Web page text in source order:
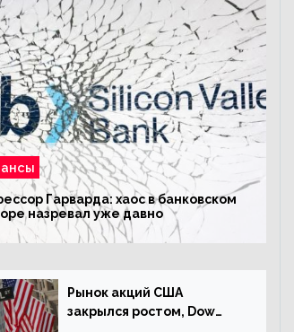
Гарварда: хаос в банковском
назревал уже давно
Рынок акций США
закрылся ростом, Dow